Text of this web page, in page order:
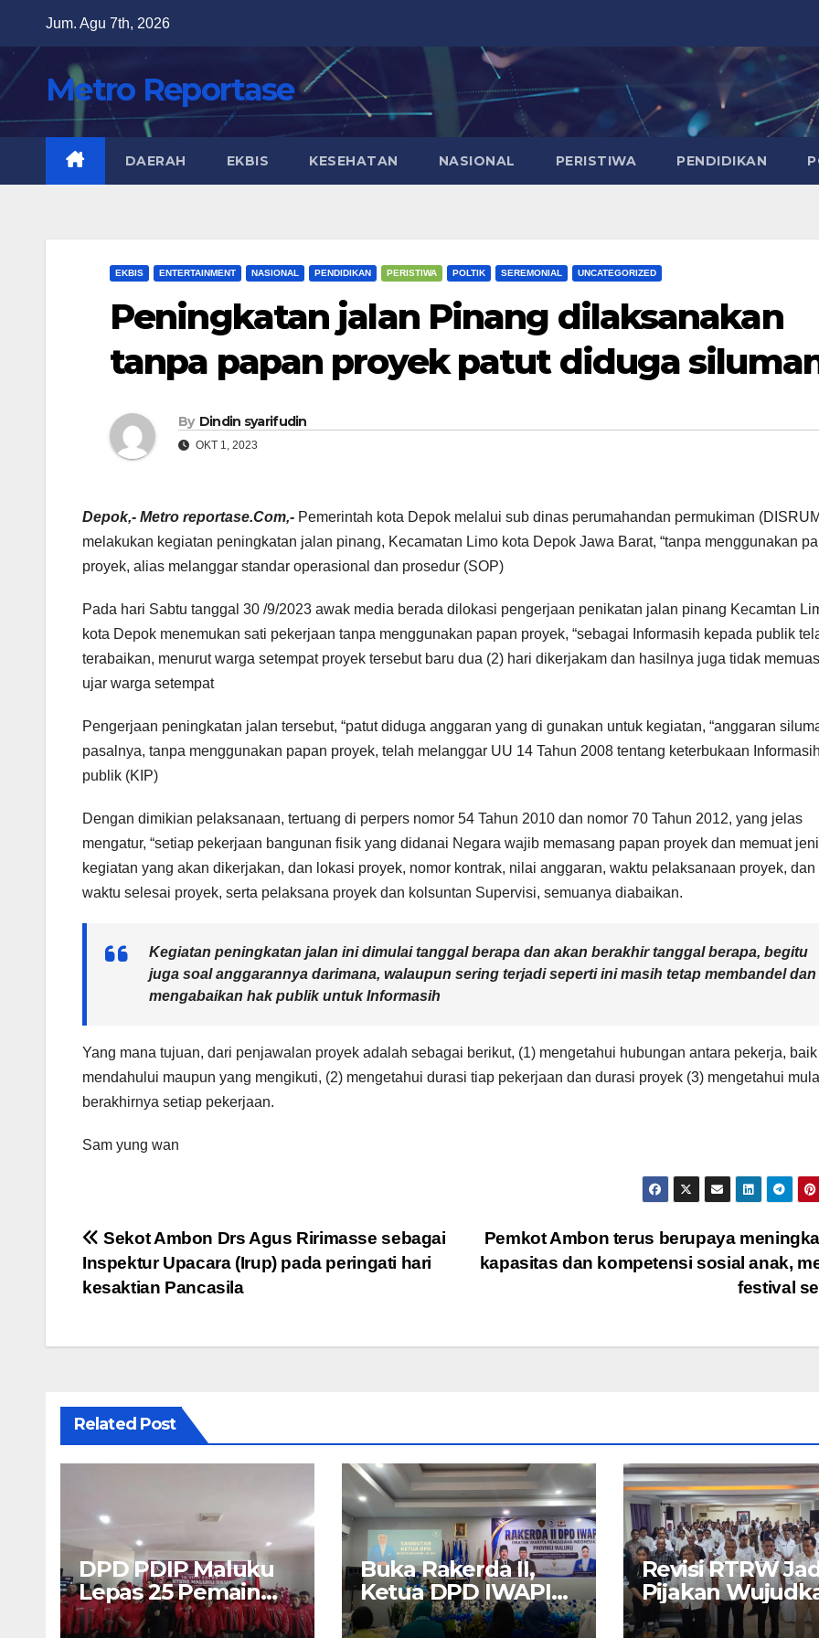
content
Jum. Agu 7th, 2026
Metro Reportase
DAERAH EKBIS KESEHATAN NASIONAL PERISTIWA PENDIDIKAN
EKBIS ENTERTAINMENT NASIONAL PENDIDIKAN PERISTIWA POLTIK SEREMONIAL UNCATEGORIZED
Peningkatan jalan Pinang dilaksanakan
tanpa papan proyek patut diduga
By Dindin syarifudin
OKT 1, 2023
Depok,- Metro reportase.Com,- Pemerintah kota Depok melalui sub dinas perumahandan permukiman
melakukan kegiatan peningkatan jalan pinang, Kecamatan Limo kota Depok Jawa Barat, “tanpa menggunakan
proyek, alias melanggar standar operasional dan prosedur (SOP)
Pada hari Sabtu tanggal 30 /9/2023 awak media berada dilokasi pengerjaan penikatan jalan pinang Kecamtan
kota Depok menemukan sati pekerjaan tanpa menggunakan papan proyek, “sebagai Informasih kepada publik
terabaikan, menurut warga setempat proyek tersebut baru dua (2) hari dikerjakam dan hasilnya juga tidak
ujar warga setempat
Pengerjaan peningkatan jalan tersebut, “patut diduga anggaran yang di gunakan untuk kegiatan, “anggaran
pasalnya, tanpa menggunakan papan proyek, telah melanggar UU 14 Tahun 2008 tentang keterbukaan Informasih
publik (KIP)
Dengan dimikian pelaksanaan, tertuang di perpers nomor 54 Tahun 2010 dan nomor 70 Tahun 2012, yang jelas
mengatur, “setiap pekerjaan bangunan fisik yang didanai Negara wajib memasang papan proyek dan memuat
kegiatan yang akan dikerjakan, dan lokasi proyek, nomor kontrak, nilai anggaran, waktu pelaksanaan proyek, dan
waktu selesai proyek, serta pelaksana proyek dan kolsuntan Supervisi, semuanya diabaikan.
Kegiatan peningkatan jalan ini dimulai tanggal berapa dan akan berakhir tanggal berapa, begitu
juga soal anggarannya darimana, walaupun sering terjadi seperti ini masih tetap membandel dan
mengabaikan hak publik untuk Informasih
Yang mana tujuan, dari penjawalan proyek adalah sebagai berikut, (1) mengetahui hubungan antara pekerja, baik
mendahului maupun yang mengikuti, (2) mengetahui durasi tiap pekerjaan dan durasi proyek (3) mengetahui
berakhirnya setiap pekerjaan.
Sam yung wan
Navigasi
pos
Pemkot Ambon terus berupaya
kapasitas dan kompetensi sosial anak,
festival
Sekot Ambon Drs Agus Ririmasse sebagai
Inspektur Upacara (Irup) pada peringati hari
kesaktian Pancasila
Related Post
DPD PDIP Maluku
Lepas 25 Pemain
U17 “Banteng
Buka Rakerda II,
Ketua DPD IWAPI
Maluku Nita Bin
Revisi RTRW
Pijakan
Ambon Modern,